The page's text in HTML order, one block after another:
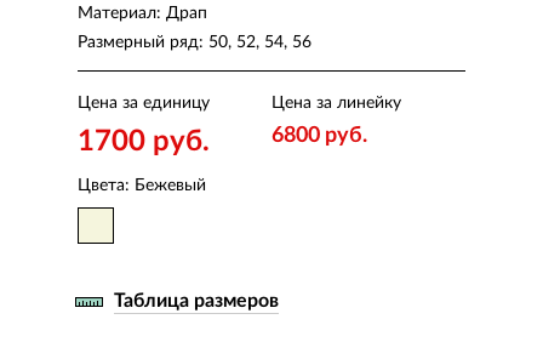
Материал: Драп
Размерный ряд: 50, 52, 54, 56
Цена за единицу
1700 руб.
Цена за линейку
6800 руб.
Цвета: Бежевый
Таблица размеров